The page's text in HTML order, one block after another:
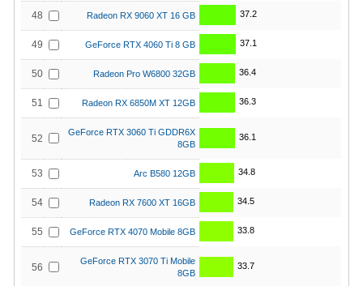
48 Radeon RX 9060 XT 16 GB 37.2
49 GeForce RTX 4060 Ti 8 GB 37.1
50 Radeon Pro W6800 32GB 36.4
51 Radeon RX 6850M XT 12GB 36.3
52
GeForce RTX 3060 Ti GDDR6X
8GB
36.1
53 Arc B580 12GB 34.8
54 Radeon RX 7600 XT 16GB 34.5
55 GeForce RTX 4070 Mobile 8GB 33.8
56
GeForce RTX 3070 Ti Mobile
8GB
33.7